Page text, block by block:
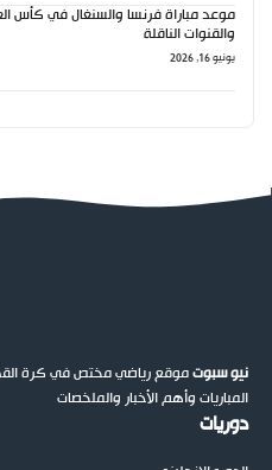
والقنوات الناقلة
يونيو 16, 2026
نيو سبوتموقع رياضي مختص في كرة القدم
المباريات وأهم الأخبار والملخصات
دوريات